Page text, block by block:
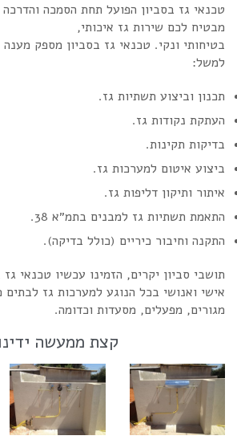
טכנאי גז בסביון הפועל תחת הסמכה
מבטיח לכם שירות גז איכותי,
בטיחותי ונקי. טכנאי גז בסביון מספק מענה
למשל:
תכנון וביצוע תשתיות גז.
העתקת נקודות גז.
בדיקות תקינות.
ביצוע איטום למערכות גז.
איתור ותיקון דליפות גז.
התאמת תשתיות גז למבנים בתמ״א 38.
התקנה וחיבור כיריים (כולל בדיקה).
תושבי סביון יקרים, הזמינו עכשיו טכנאי
אישי ואנושי בכל הנוגע למערכות גז לבתים
מגורים, מפעלים, מסעדות וכדומה.
קצת ממעשה